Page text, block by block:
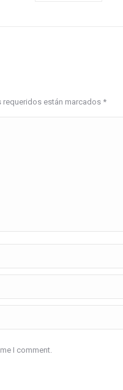
están marcados *
I comment.